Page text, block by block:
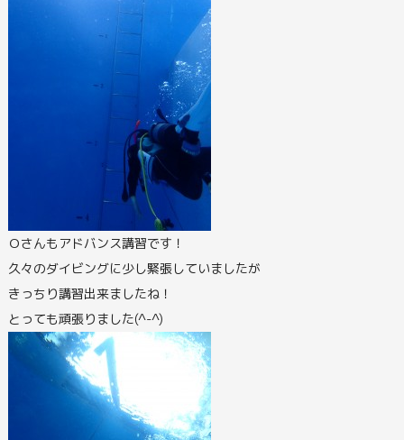
Ｏさんもアドバンス講習です！
久々のダイビングに少し緊張していましたが
きっちり講習出来ましたね！
とっても頑張りました(^-^)